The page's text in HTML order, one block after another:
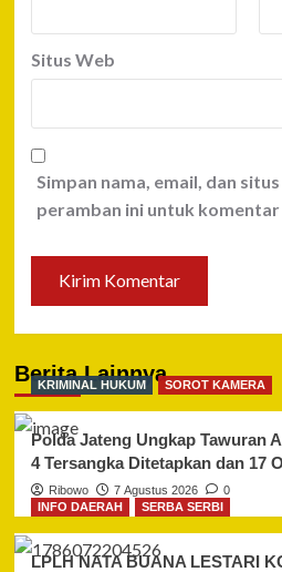
Situs Web
Simpan nama, email, dan
peramban ini untuk
Berita Lainnya
KRIMINAL HUKUM SOROT KAMERA
Polda Jateng Ungkap Tawuran
4 Tersangka Ditetapkan dan 17
Ribowo 7 Agustus 2026
0
INFO DAERAH
SERBA SERBI
LPLH NATA BUANA LESTARI